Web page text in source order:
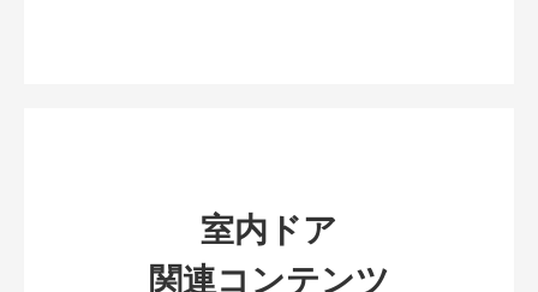
室内ドア
関連コンテンツ